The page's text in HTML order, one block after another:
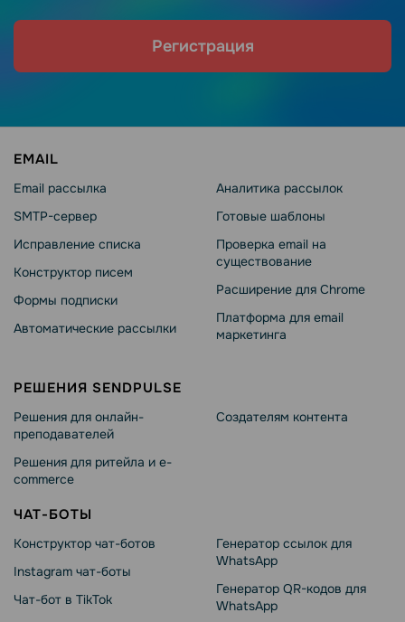
Регистрация
EMAIL
Email рассылка
SMTP-сервер
Исправление списка
Конструктор писем
Формы подписки
Автоматические рассылки
Аналитика рассылок
Готовые шаблоны
Проверка email на
существование
Расширение для Chrome
Платформа для email
маркетинга
РЕШЕНИЯ SENDPULSE
Решения для онлайн-
преподавателей
Решения для ритейла и e-
commerce
Создателям контента
ЧАТ-БОТЫ
Конструктор чат-ботов
Instagram чат-боты
Чат-бот в TikTok
Генератор ссылок для
WhatsApp
Генератор QR-кодов для
WhatsApp